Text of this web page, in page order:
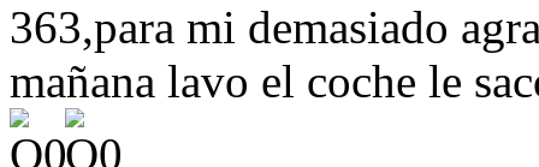
363,para mi demasiado
mañana lavo el coche le